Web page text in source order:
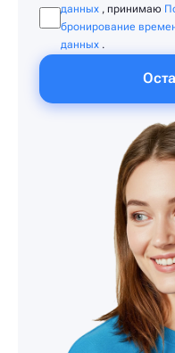
данных , принимаю
бронирование
данных .